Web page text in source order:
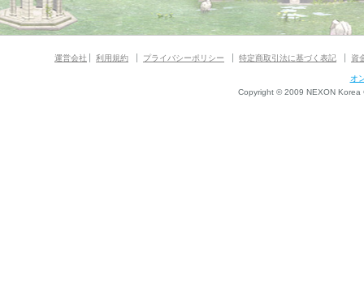
運営会社 利用規約 プライバシーポリシー 特定商取引法に基づく表記 資
オ
Copyright © 2009 NEXON Korea